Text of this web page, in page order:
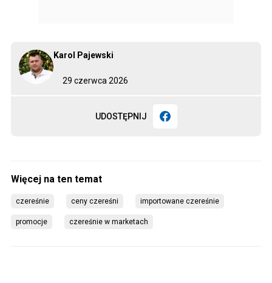
29 czerwca 2026
Karol Pajewski
UDOSTĘPNIJ
czereśnie ceny czereśni importowane czereśnie
promocje czereśnie w marketach